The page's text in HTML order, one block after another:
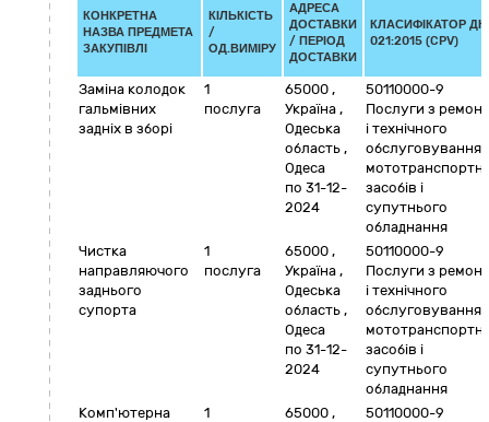
КОНКРЕТНА
НАЗВА ПРЕДМЕТА
ЗАКУПІВЛІ
КІЛЬКІСТЬ
/
ОД.ВИМІРУ
АДРЕСА
ДОСТАВКИ
/ ПЕРІОД
ДОСТАВКИ
КЛАСИФІКАТОР ДК
021:2015 (CPV)
Заміна колодок
гальмівних
задніх в зборі
1
послуга
65000 ,
Україна ,
Одеська
область ,
Одеса
по 31-12-
2024
50110000-9
Послуги з
і технічного
обслуговування
засобів і
супутнього
обладнання
Чистка
направляючого
заднього
супорта
1
послуга
65000 ,
Україна ,
Одеська
область ,
Одеса
по 31-12-
2024
50110000-9
Послуги з
і технічного
обслуговування
засобів і
супутнього
обладнання
Комп'ютерна
1
65000 ,
50110000-9